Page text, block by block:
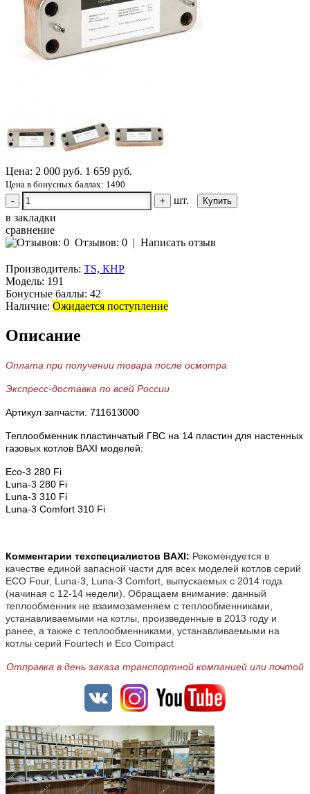
Цена: 2 000 руб. 1 659 руб.
Цена в бонусных баллах: 1490
-
+
шт.
в закладки
сравнение
Отзывов: 0 | Написать отзыв
Производитель: TS, КНР
Модель: 191
Бонусные баллы: 42
Наличие: Ожидается поступление
Описание
Оплата при получении товара после осмотра
Экспресс-доставка по всей России
Артикул запчасти: 711613000
Теплообменник пластинчатый ГВС на 14 пластин для настенных
газовых котлов BAXI моделей:
Eco-3 280 Fi
Luna-3 280 Fi
Luna-3 310 Fi
Luna-3 Comfort 310 Fi
Комментарии техспециалистов BAXI: Рекомендуется в
качестве единой запасной части для всех моделей котлов серий
ECO Four, Luna-3, Luna-3 Comfort, выпускаемых с 2014 года
(начиная с 12-14 недели). Обращаем внимание: данный
теплообменник не взаимозаменяем с теплообменниками,
устанавливаемыми на котлы, произведенные в 2013 году и
ранее, а также с теплообменниками, устанавливаемыми на
котлы серий Fourtech и Eco Compact
Отправка в день заказа транспортной компанией или почтой